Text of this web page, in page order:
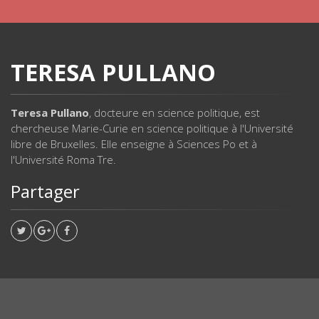
TERESA PULLANO
Teresa Pullano, docteure en science politique, est
chercheuse Marie-Curie en science politique à l'Université
libre de Bruxelles. Elle enseigne à Sciences Po et à
l'Université Roma Tre.
Partager